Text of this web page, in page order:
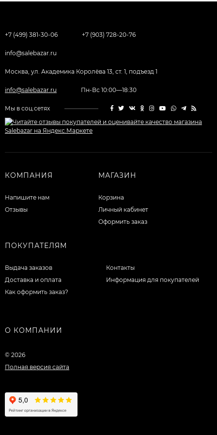
+7 (499) 381-30-06 +7 (903) 728-20-76
info@salebazar.ru
Москва, ул. Академика Королёва 13, ст. 1, подъезд 1
info@salebazar.ru Пн-Вс 10:00—18:30
Мы в соц.сетях
КОМПАНИЯ
Напишите нам
Отзывы
МАГАЗИН
Корзина
Личный кабинет
Оформить заказ
ПОКУПАТЕЛЯМ
Выдача заказов
Доставка и оплата
Как оформить заказ?
Контакты
Информация для покупателей
О КОМПАНИИ
© 2026
Полная версия сайта